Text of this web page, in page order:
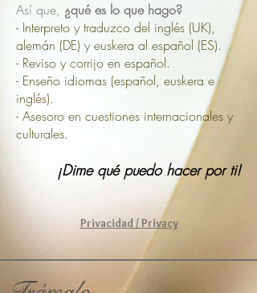
Así que, ¿qué es lo que hago?
- Interpreto y traduzco del inglés (UK),
alemán (DE) y euskera al español (ES).
- Reviso y corrijo en español.
- Enseño idiomas (español, euskera e
inglés).
- Asesoro en cuestiones internacionales y
culturales.
¡Dime qué puedo hacer por ti!
Privacidad / Privacy